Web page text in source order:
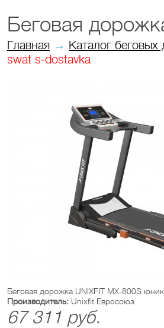
Беговая
Главная → Каталог
swat s-dostavka
Беговая дорожка UNIXFIT MX-800S
Производитель: Unixfit Евросоюз
67 311 руб.